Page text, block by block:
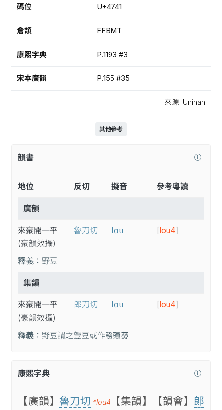
碼位 U+4741
倉頡 FFBMT
康熙字典 P.1193 #3
宋本廣韻 P.155 #35
來源: Unihan
其他參考
韻書
地位 反切 擬音 參考粵讀
廣韻
來豪開一平
(豪韻效攝)
魯刀切 lɑu [lou4]
釋義： 野豆
集韻
來豪開一平
(豪韻效攝)
郎刀切 lɑu [lou4]
釋義： 野豆謂之䝁豆或作𥢒𧰉𦺜
康熙字典
【廣韻】 魯刀切 *lou4 【集韻】 【韻會】 郞